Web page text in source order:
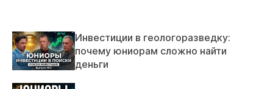
Инвестиции в геологоразведку:
почему юниорам сложно найти
деньги